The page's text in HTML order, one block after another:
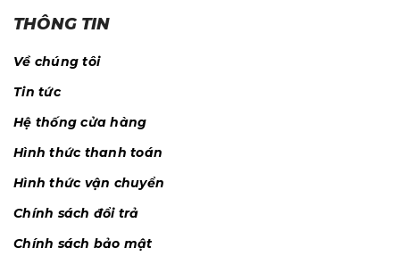
THÔNG TIN
Về chúng tôi
Tin tức
Hệ thống cửa hàng
Hình thức thanh toán
Hình thức vận chuyển
Chính sách đổi trả
Chính sách bảo mật